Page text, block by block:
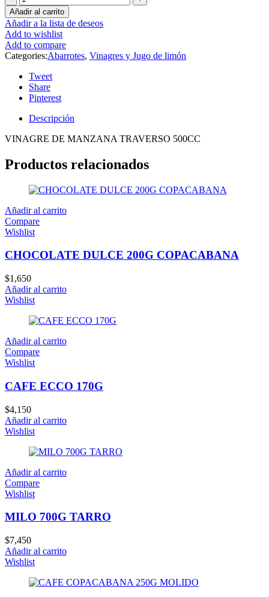
Añadir al carrito
Añadir a la lista de deseos
Add to wishlist
Add to compare
Categories:Abarrotes, Vinagres y Jugo de limón
Tweet
Share
Pinterest
Descripción
VINAGRE DE MANZANA TRAVERSO 500CC
Productos relacionados
Añadir al carrito
Compare
Wishlist
CHOCOLATE DULCE 200G COPACABANA
$1,650
Añadir al carrito
Wishlist
Añadir al carrito
Compare
Wishlist
CAFE ECCO 170G
$4,150
Añadir al carrito
Wishlist
Añadir al carrito
Compare
Wishlist
MILO 700G TARRO
$7,450
Añadir al carrito
Wishlist